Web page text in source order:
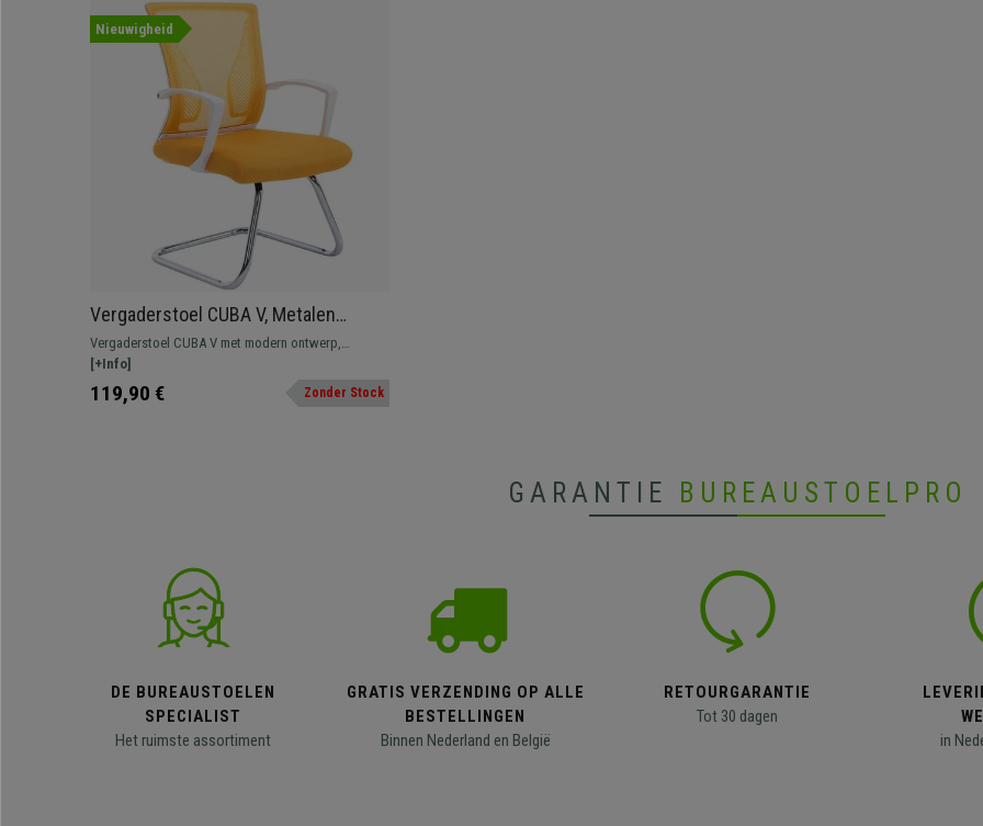
Nieuwigheid
Vergaderstoel CUBA V, Metalen
onderstel, van ademend Mesh in de
kleur geel
Vergaderstoel CUBA V met modern ontwerp,
ademende mesh bekleding en verkrijgbaar in diverse
kleuren.
[+Info]
119,90 € Zonder Stock
GARANTIE BUREAUSTOELPRO
DE BUREAUSTOELEN
SPECIALIST
Het ruimste assortiment
GRATIS VERZENDING OP ALLE
BESTELLINGEN
Binnen Nederland en België
RETOURGARANTIE
Tot 30 dagen
in